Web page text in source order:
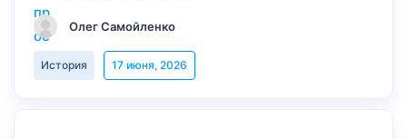
Олег Самойленко
История 17 июня, 2026